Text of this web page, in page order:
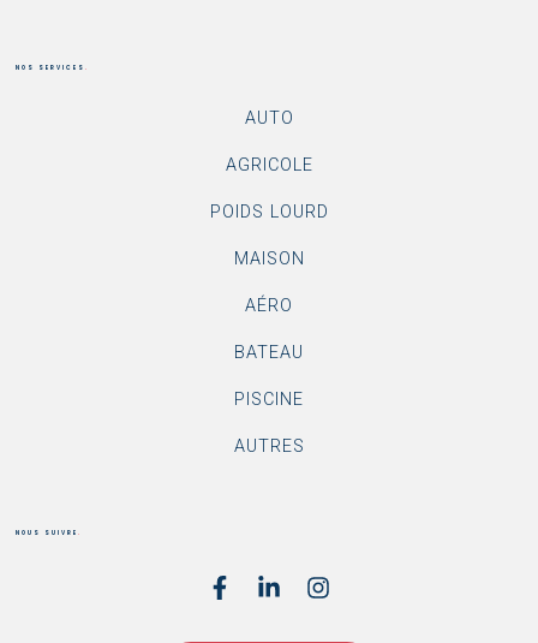
NOS SERVICES.
AUTO
AGRICOLE
POIDS LOURD
MAISON
AÉRO
BATEAU
PISCINE
AUTRES
NOUS SUIVRE.